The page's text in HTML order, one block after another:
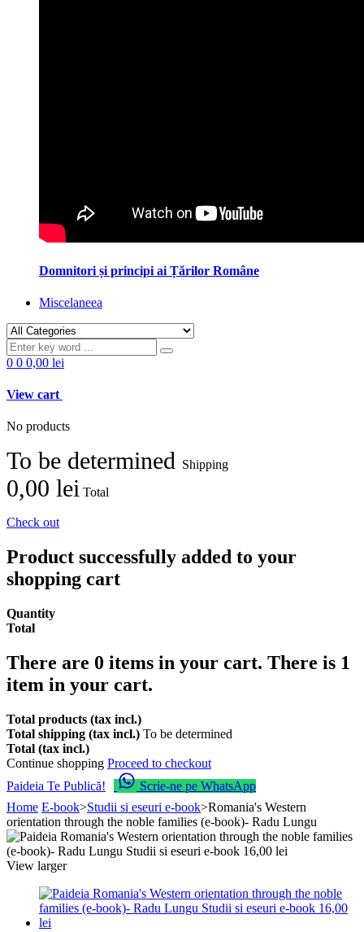
Domnitori și principi ai Țărilor Române
Miscelaneea
0 0 0,00 lei
View cart
No products
To be determined Shipping
0,00 lei Total
Check out
Product successfully added to your
shopping cart
Quantity
Total
There are 0 items in your cart. There is 1
item in your cart.
Total products (tax incl.)
Total shipping (tax incl.) To be determined
Total (tax incl.)
Continue shopping Proceed to checkout
Paideia Te Publică!
Scrie-ne pe WhatsApp
Home E-book>Studii si eseuri e-book>Romania's Western
orientation through the noble families (e-book)- Radu Lungu
View larger